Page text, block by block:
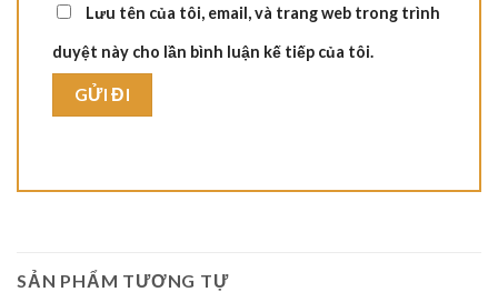
Lưu tên của tôi, email, và trang web trong trình
duyệt này cho lần bình luận kế tiếp của tôi.
SẢN PHẨM TƯƠNG TỰ